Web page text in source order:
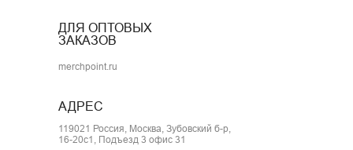
АДРЕС
119021 Россия, Москва, Зубовский б-р,
16-20с1, Подъезд 3 офис 31
ДЛЯ ОПТОВЫХ
ЗАКАЗОВ
merchpoint.ru